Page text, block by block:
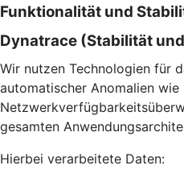
Funktionalität und
Dynatrace (Stabilität
Wir nutzen Technologien für
automatischer Anomalien
gesamten
Hierbei verarbeitete Daten: